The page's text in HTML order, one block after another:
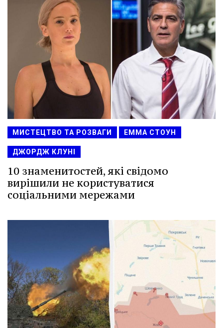
МИСТЕЦТВО ТА РОЗВАГИ ЕММА СТОУН
ДЖОРДЖ КЛУНІ
10 знаменитостей, які свідомо
вирішили не користуватися
соціальними мережами